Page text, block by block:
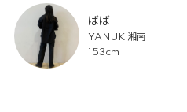
ばば
YANUK 湘南
153cm